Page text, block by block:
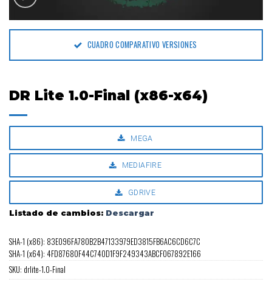
CUADRO COMPARATIVO VERSIONES
DR Lite 1.0-Final (x86-x64)
MEGA
MEDIAFIRE
GDRIVE
Listado de cambios: Descargar
SHA-1 (x86): 83E096FA780B2B47133979ED3815FB6AC6CD6C7C
SHA-1 (x64): 4FD87680F44C740D1F9F249343ABCF067892E166
SKU: drlite-1.0-Final